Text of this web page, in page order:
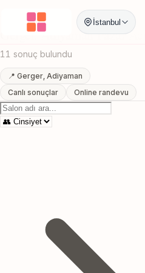
İstanbul
Anasayfa / Adiyaman / /
Gerger, Adiyaman Pazar
11 sonuç bulundu
📍 Gerger, Adiyaman
Canlı sonuçlar
Online randevu